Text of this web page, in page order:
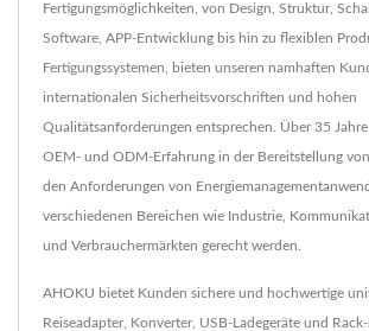
Fertigungsmöglichkeiten, von Design, Struktur,
Software, APP-Entwicklung bis hin zu flexiblen
Fertigungssystemen, bieten unseren namhaften
internationalen Sicherheitsvorschriften und hohen
Qualitätsanforderungen entsprechen. Über 35
OEM- und ODM-Erfahrung in der Bereitstellung
den Anforderungen von
verschiedenen Bereichen wie Industrie,
und Verbrauchermärkten gerecht werden.
AHOKU bietet Kunden sichere und hochwertige
Reiseadapter, Konverter, USB-Ladegeräte und